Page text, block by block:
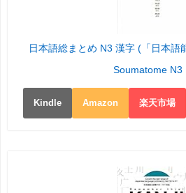
日本語総まとめ N3 漢字 (「日本語
Soumatome N3
Kindle Amazon 楽天市場